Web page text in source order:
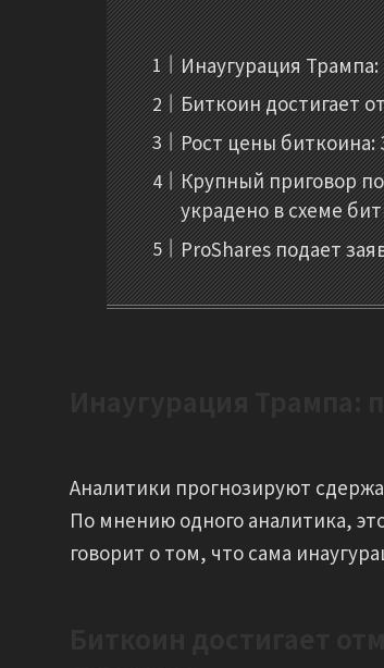
Инаугурация
Биткоин достигает
Рост цены биткоина:
Крупный приговор
украдено в схеме
ProShares подает
Аналитики прогнозируют
По мнению одного аналитика,
говорит о том, что сама